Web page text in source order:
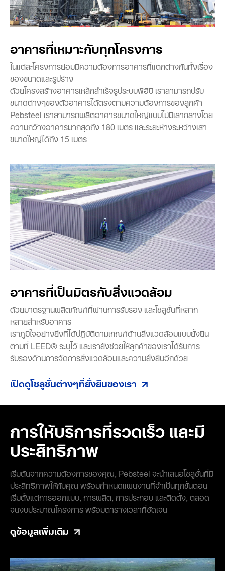
อาคารที่เหมาะกับทุกโครงการ
ในแต่ละโครงการย่อมมีความต้องการอาคารที่แตกต่างกันทั้งเรื่อง
ของขนาดและรูปร่าง
ด้วยโครงสร้างอาคารเหล็กสำเร็จรูประบบพีอีบี เราสามารถปรับ
ขนาดต่างๆของตัวอาคารได้ตรงตามความต้องการของลูกค้า
Pebsteel เราสามารถผลิตอาคารขนาดใหญ่แบบไม่มีเสากลางโดย
ความกว้างอาคารมากสุดถึง 180 เมตร และระยะห่างระหว่างเสา
ขนาดใหญ่ได้ถึง 15 เมตร
อาคารที่เป็นมิตรกับสิ่งแวดล้อม
ด้วยมาตรฐานผลิตภัณฑ์ที่ผ่านการรับรอง และโซลูชั่นที่หลาก
หลายสำหรับอาคาร
เราภูมิใจอย่างยิ่งที่ได้ปฎิบัติตามเกณฑ์ด้านสิ่งแวดล้อมแบบยั้งยืน
ตามที่ LEED® ระบุไว้ และเรายังช่วยให้ลูกค้าของเราได้รับการ
รับรองด้านการจัดการสิ่งแวดล้อมและความยั่งยืนอีกด้วย
เปิดดูโซลูชั่นต่างๆที่ยั่งยืนของเรา
การให้บริการที่รวดเร็ว และมี
ประสิทธิภาพ
เริ่มต้นจากความต้องการของคุณ, Pebsteel จะนำเสนอโซลูชั่นที่มี
ประสิทธิภาพให้กับคุณ พร้อมกำหนดแผนงานที่จำเป็นทุกขั้นตอน
เริ่มตั้งแต่การออกแบบ, การผลิต, การประกอบ และติดตั้ง, ตลอด
จนงบประมาณโครงการ พร้อมตารางเวลาที่ชัดเจน
ดูข้อมูลเพิ่มเติม